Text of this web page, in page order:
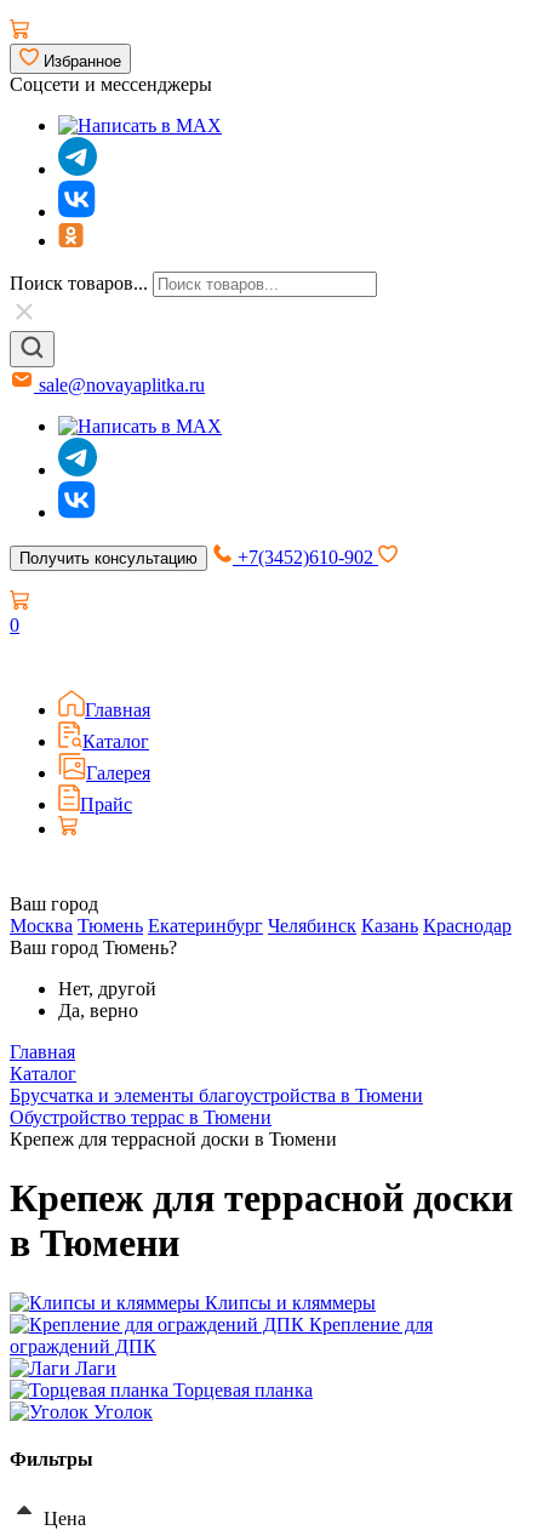
Избранное
Соцсети и мессенджеры
Поиск товаров...
sale@novayaplitka.ru
Получить консультацию +7(3452)610-902
0
Главная
Каталог
Галерея
Прайс
Ваш город
Москва Тюмень Екатеринбург Челябинск Казань Краснодар
Ваш город Тюмень?
Нет, другой
Да, верно
Главная
Каталог
Брусчатка и элементы благоустройства в Тюмени
Обустройство террас в Тюмени
Крепеж для террасной доски в Тюмени
Крепеж для террасной доски
в Тюмени
Клипсы и кляммеры
Крепление для
ограждений ДПК
Лаги
Торцевая планка
Уголок
Фильтры
Цена